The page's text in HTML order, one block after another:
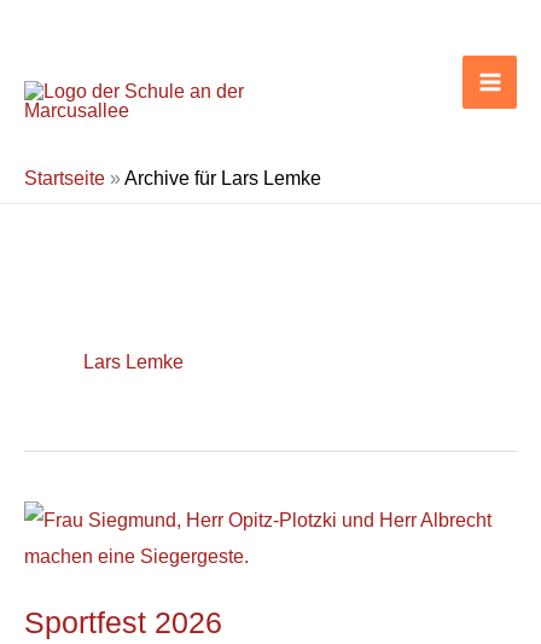
springen
Startseite »Archive für Lars Lemke
Lars Lemke
Sportfest 2026
Sportfest
2026